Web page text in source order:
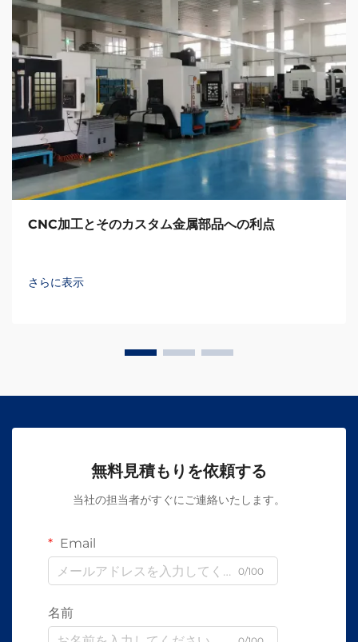
CNC加工とそのカスタム金属部品への利点
さらに表示
無料見積もりを依頼する
当社の担当者がすぐにご連絡いたします。
Email
0/100
名前